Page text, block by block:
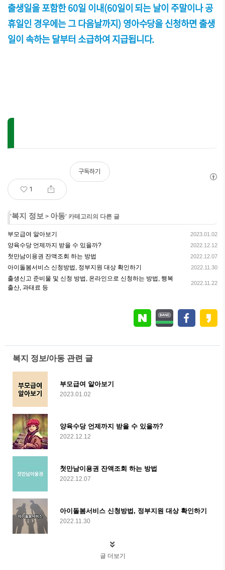
출생일을 포함한 60일 이내(60일이 되는 날이 주말이나 공
휴일인 경우에는 그 다음날까지) 영아수당을 신청하면 출생
일이 속하는 달부터 소급하여 지급됩니다.
1
구독하기
'복지 정보 > 아동' 카테고리의 다른 글
부모급여 알아보기 2023.01.02
양육수당 언제까지 받을 수 있을까? 2022.12.12
첫만남이용권 잔액조회 하는 방법 2022.12.07
아이돌봄서비스 신청방법, 정부지원 대상 확인하기 2022.11.30
출생신고 준비물 및 신청 방법, 온라인으로 신청하는 방법, 행복
출산, 과태료 등
2022.11.22
복지 정보/아동 관련 글
부모급여 알아보기
2023.01.02
양육수당 언제까지 받을 수 있을까?
2022.12.12
첫만남이용권 잔액조회 하는 방법
2022.12.07
아이돌봄서비스 신청방법, 정부지원 대상 확인하기
2022.11.30
글 더보기